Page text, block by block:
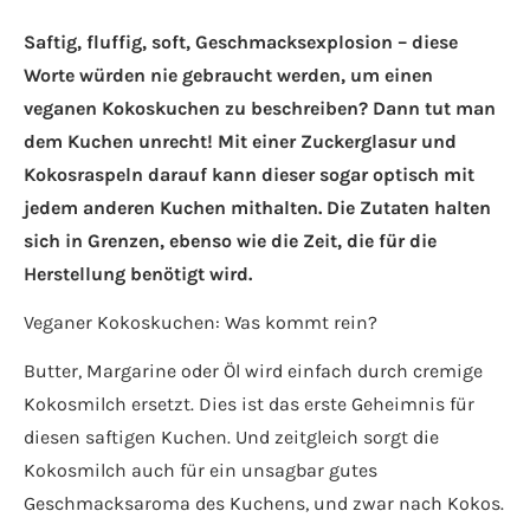
Saftig, fluffig, soft, Geschmacksexplosion – diese
Worte würden nie gebraucht werden, um einen
veganen Kokoskuchen zu beschreiben? Dann tut man
dem Kuchen unrecht! Mit einer Zuckerglasur und
Kokosraspeln darauf kann dieser sogar optisch mit
jedem anderen Kuchen mithalten. Die Zutaten halten
sich in Grenzen, ebenso wie die Zeit, die für die
Herstellung benötigt wird.
Veganer Kokoskuchen: Was kommt rein?
Butter, Margarine oder Öl wird einfach durch cremige
Kokosmilch ersetzt. Dies ist das erste Geheimnis für
diesen saftigen Kuchen. Und zeitgleich sorgt die
Kokosmilch auch für ein unsagbar gutes
Geschmacksaroma des Kuchens, und zwar nach Kokos.